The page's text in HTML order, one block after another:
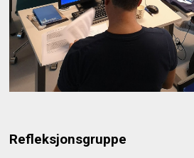
Refleksjonsgruppe